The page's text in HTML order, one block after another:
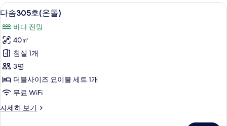
돌)
자
세
히
보
기
다
솜
305
호
(온
돌)
사
진
모
5
다솜305호(온돌)
바다 전망
40㎡
침실 1개
3명
더블사이즈 요이불 세트 1개
무료 WiFi
자세히 보기
다